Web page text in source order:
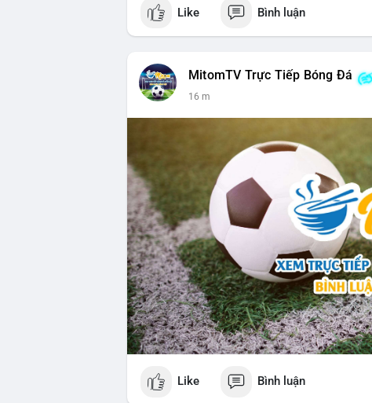
Like Bình luận
MitomTV Trực Tiếp Bóng Đá
16 m
Like Bình luận